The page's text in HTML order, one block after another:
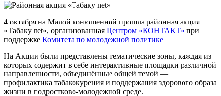
4 октября на Малой конюшенной прошла районная акция
«Табаку net», организованная Центром «КОНТАКТ» при
поддержке Комитета по молодежной политике
На Акции были представлены тематические зоны, каждая из
которых содержит в себе интерактивные площадки различной
направленности, объединённые общей темой —
профилактика табакокурения и поддержания здорового образа
жизни в подростково-молодежной среде.